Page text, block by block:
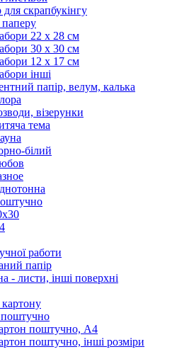
скрапбукінгу
22 х 28 см
30 х 30 см
12 х 17 см
інші
папір, велум, калька
візерунки
тема
білий
работи
папір
- листи, інші поверхні
поштучно, А4
поштучно, інші розміри